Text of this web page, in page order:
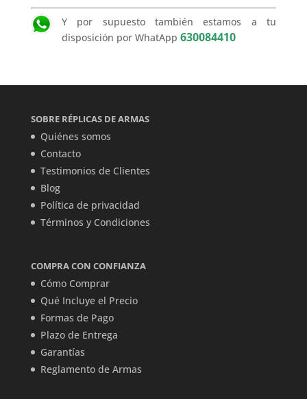
Y por supuesto también estamos a tu
disposición por WhatApp 630084410
SOBRE RÉPLICAS DE ARMAS
Quiénes somos
Contacto
Testimonios de Clientes
Blog
Política de privacidad
Términos y Condiciones
COMPRA CON CONFIANZA
Cómo Comprar
Qué Incluye el Precio
Formas de Pago
Plazo de Entrega
Garantías
Reglamento de Armas